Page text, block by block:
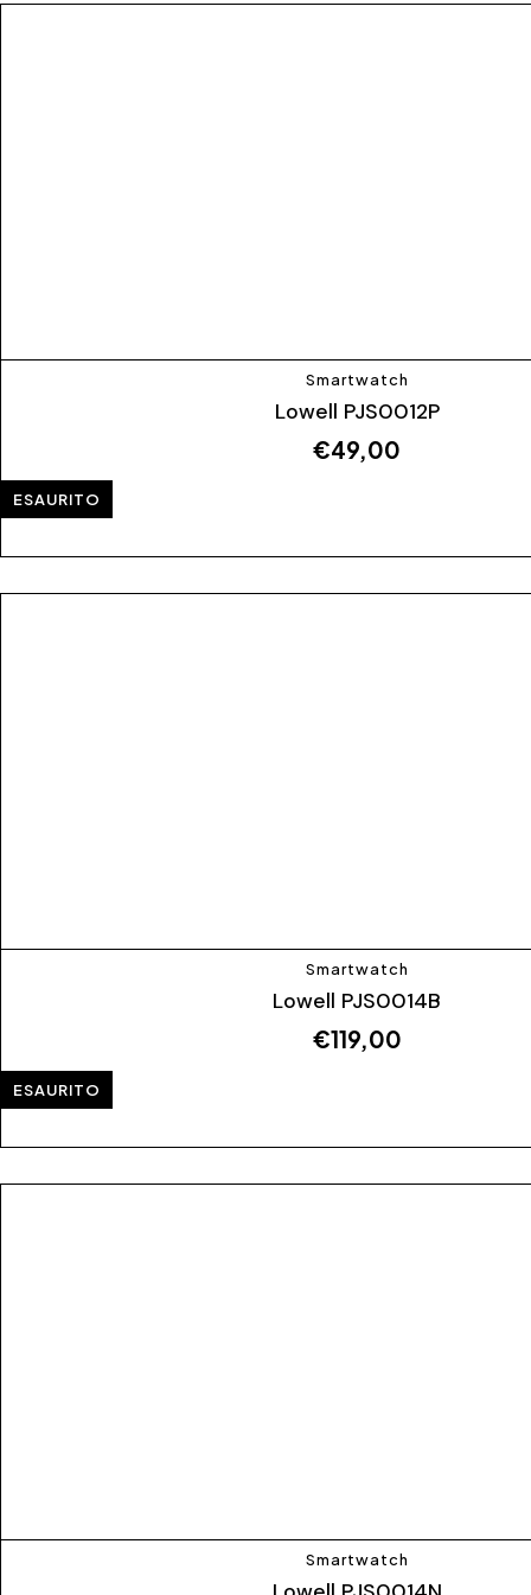
Smartwatch
Lowell PJS0012P
€49,00
ESAURITO
Smartwatch
Lowell PJS0014B
€119,00
ESAURITO
Smartwatch